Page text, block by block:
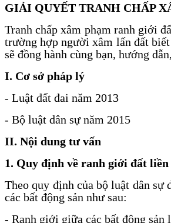
GIẢI QUYẾT TRANH CHẤP
Tranh chấp xâm phạm ranh giới
trường hợp người xâm lấn đất
sẽ đồng hành cùng bạn, hướng
I. Cơ sở pháp lý
- Luật đất đai năm 2013
- Bộ luật dân sự năm 2015
II. Nội dung tư vấn
1. Quy định về ranh giới đất liền
Theo quy định của bộ luật dân
các bất động sản như sau:
- Ranh giới giữa các bất động sản